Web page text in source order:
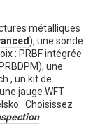
métalliques
), une sonde
: PRBF intégrée
une
, un kit de
jauge WFT
Choisissez